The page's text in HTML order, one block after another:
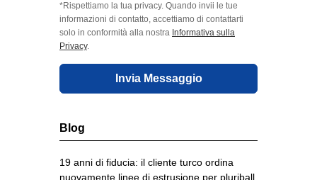
*Rispettiamo la tua privacy. Quando invii le tue
informazioni di contatto, accettiamo di contattarti
solo in conformità alla nostra Informativa sulla
Privacy.
Invia Messaggio
Blog
19 anni di fiducia: il cliente turco ordina
nuovamente linee di estrusione per pluriball